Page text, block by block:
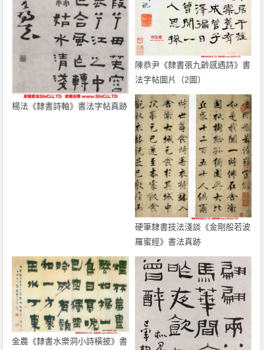
楊法《隸書詩軸》書法字帖真跡
陳恭尹《隸書張九齡感遇詩》書
法字帖圖片（2圖）
硬筆隸書技法淺談《金剛般若波
羅蜜經》書法真跡
金農《隸書水樂洞小詩橫披》書